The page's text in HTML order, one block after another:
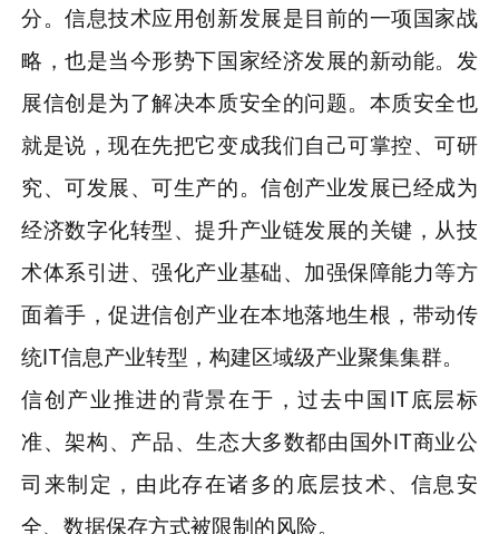
分。信息技术应用创新发展是目前的一项国家战
略，也是当今形势下国家经济发展的新动能。发
展信创是为了解决本质安全的问题。本质安全也
就是说，现在先把它变成我们自己可掌控、可研
究、可发展、可生产的。信创产业发展已经成为
经济数字化转型、提升产业链发展的关键，从技
术体系引进、强化产业基础、加强保障能力等方
面着手，促进信创产业在本地落地生根，带动传
统IT信息产业转型，构建区域级产业聚集集群。
信创产业推进的背景在于，过去中国IT底层标
准、架构、产品、生态大多数都由国外IT商业公
司来制定，由此存在诸多的底层技术、信息安
全、数据保存方式被限制的风险。